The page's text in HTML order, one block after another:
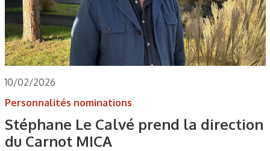
10/02/2026
Personnalités nominations
Stéphane Le Calvé prend la direction
du Carnot MICA